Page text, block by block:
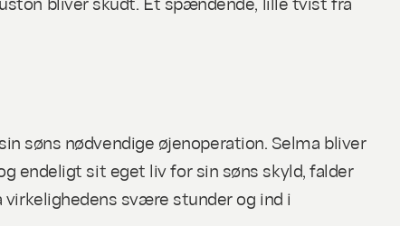
søns nødvendige øjenoperation. Selma bliver
endeligt sit eget liv for sin søns skyld, falder
svære stunder og ind i